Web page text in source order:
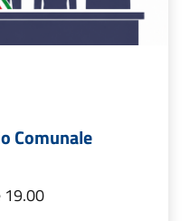
Comunale
19.00